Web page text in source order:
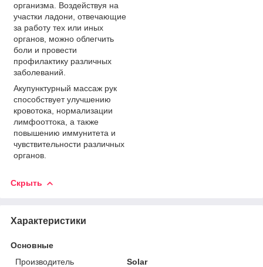
организма. Воздействуя на
участки ладони, отвечающие
за работу тех или иных
органов, можно облегчить
боли и провести
профилактику различных
заболеваний.
Акупунктурный массаж рук
способствует улучшению
кровотока, нормализации
лимфооттока, а также
повышению иммунитета и
чувствительности различных
органов.
Скрыть
Характеристики
Основные
Производитель
Solar